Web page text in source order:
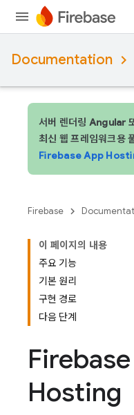
Documentation
서버 렌더링 Angular
최신 웹 프레임워크용
Firebase App
Firebase
이 페이지의 내용
주요 기능
기본 원리
구현 경로
다음 단계
Firebase
Hosting